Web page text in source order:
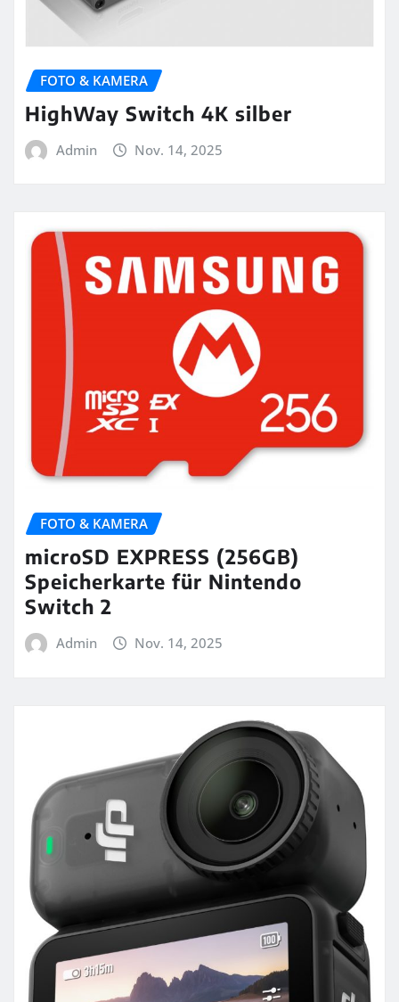
FOTO & KAMERA
HighWay Switch 4K silber
Admin Nov. 14, 2025
FOTO & KAMERA
microSD EXPRESS (256GB)
Speicherkarte für Nintendo
Switch 2
Admin Nov. 14, 2025